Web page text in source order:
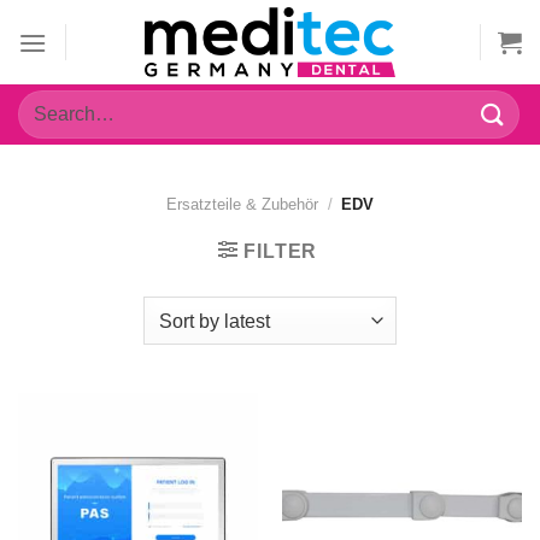
Inhalt
Search
for:
Ersatzteile & Zubehör / EDV
FILTER